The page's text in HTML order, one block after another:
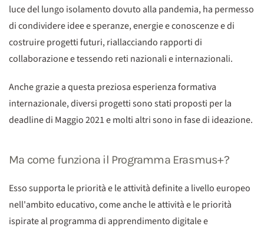
luce del lungo isolamento dovuto alla pandemia, ha permesso
di condividere idee e speranze, energie e conoscenze e di
costruire progetti futuri, riallacciando rapporti di
collaborazione e tessendo reti nazionali e internazionali.
Anche grazie a questa preziosa esperienza formativa
internazionale, diversi progetti sono stati proposti per la
deadline di Maggio 2021 e molti altri sono in fase di ideazione.
Ma come funziona il Programma Erasmus+?
Esso supporta le priorità e le attività definite a livello europeo
nell'ambito educativo, come anche le attività e le priorità
ispirate al programma di apprendimento digitale e